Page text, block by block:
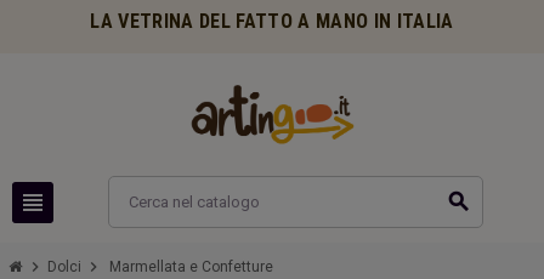
LA VETRINA DEL FATTO A MANO IN ITALIA
view_headline search
chevron_right Dolci chevron_right Marmellata e Confetture